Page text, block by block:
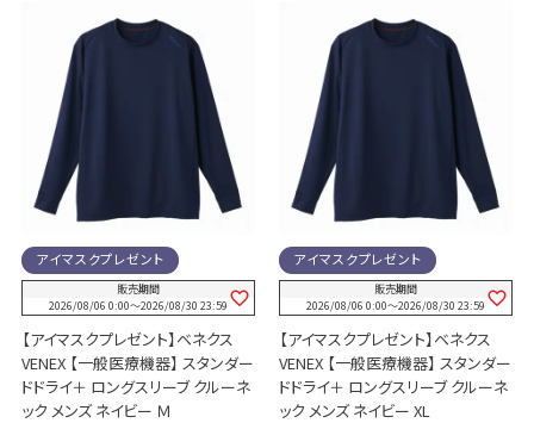
アイマスクプレゼント
販売期間
2026/08/06 0:00〜2026/08/30 23:59
【アイマスクプレゼント】ベネクス
VENEX 【一般医療機器】 スタンダー
ドドライ＋ ロングスリーブ クルーネ
ック メンズ ネイビー Ｍ
アイマスクプレゼント
販売期間
2026/08/06 0:00〜2026/08/30 23:59
【アイマスクプレゼント】ベネクス
VENEX 【一般医療機器】 スタンダー
ドドライ＋ ロングスリーブ クルーネ
ック メンズ ネイビー XL